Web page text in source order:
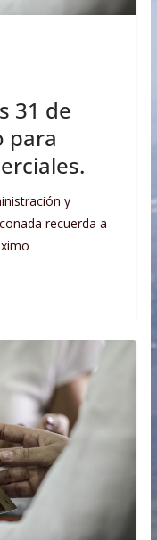
31 de
para
y
recuerda a